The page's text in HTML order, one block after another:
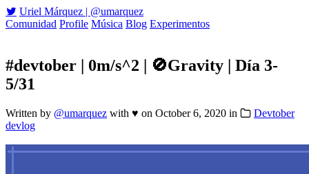
Uriel Márquez | @umarquez
Comunidad Profile Música Blog Experimentos
#devtober | 0m/s^2 | 🚫Gravity | Día 3-
5/31
Written by @umarquez with ♥ on October 6, 2020 in
Devtober
devlog